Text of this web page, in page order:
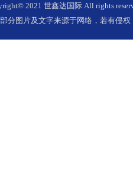
2021 世鑫达国际 All rights
分图片及文字来源于网络，若有侵